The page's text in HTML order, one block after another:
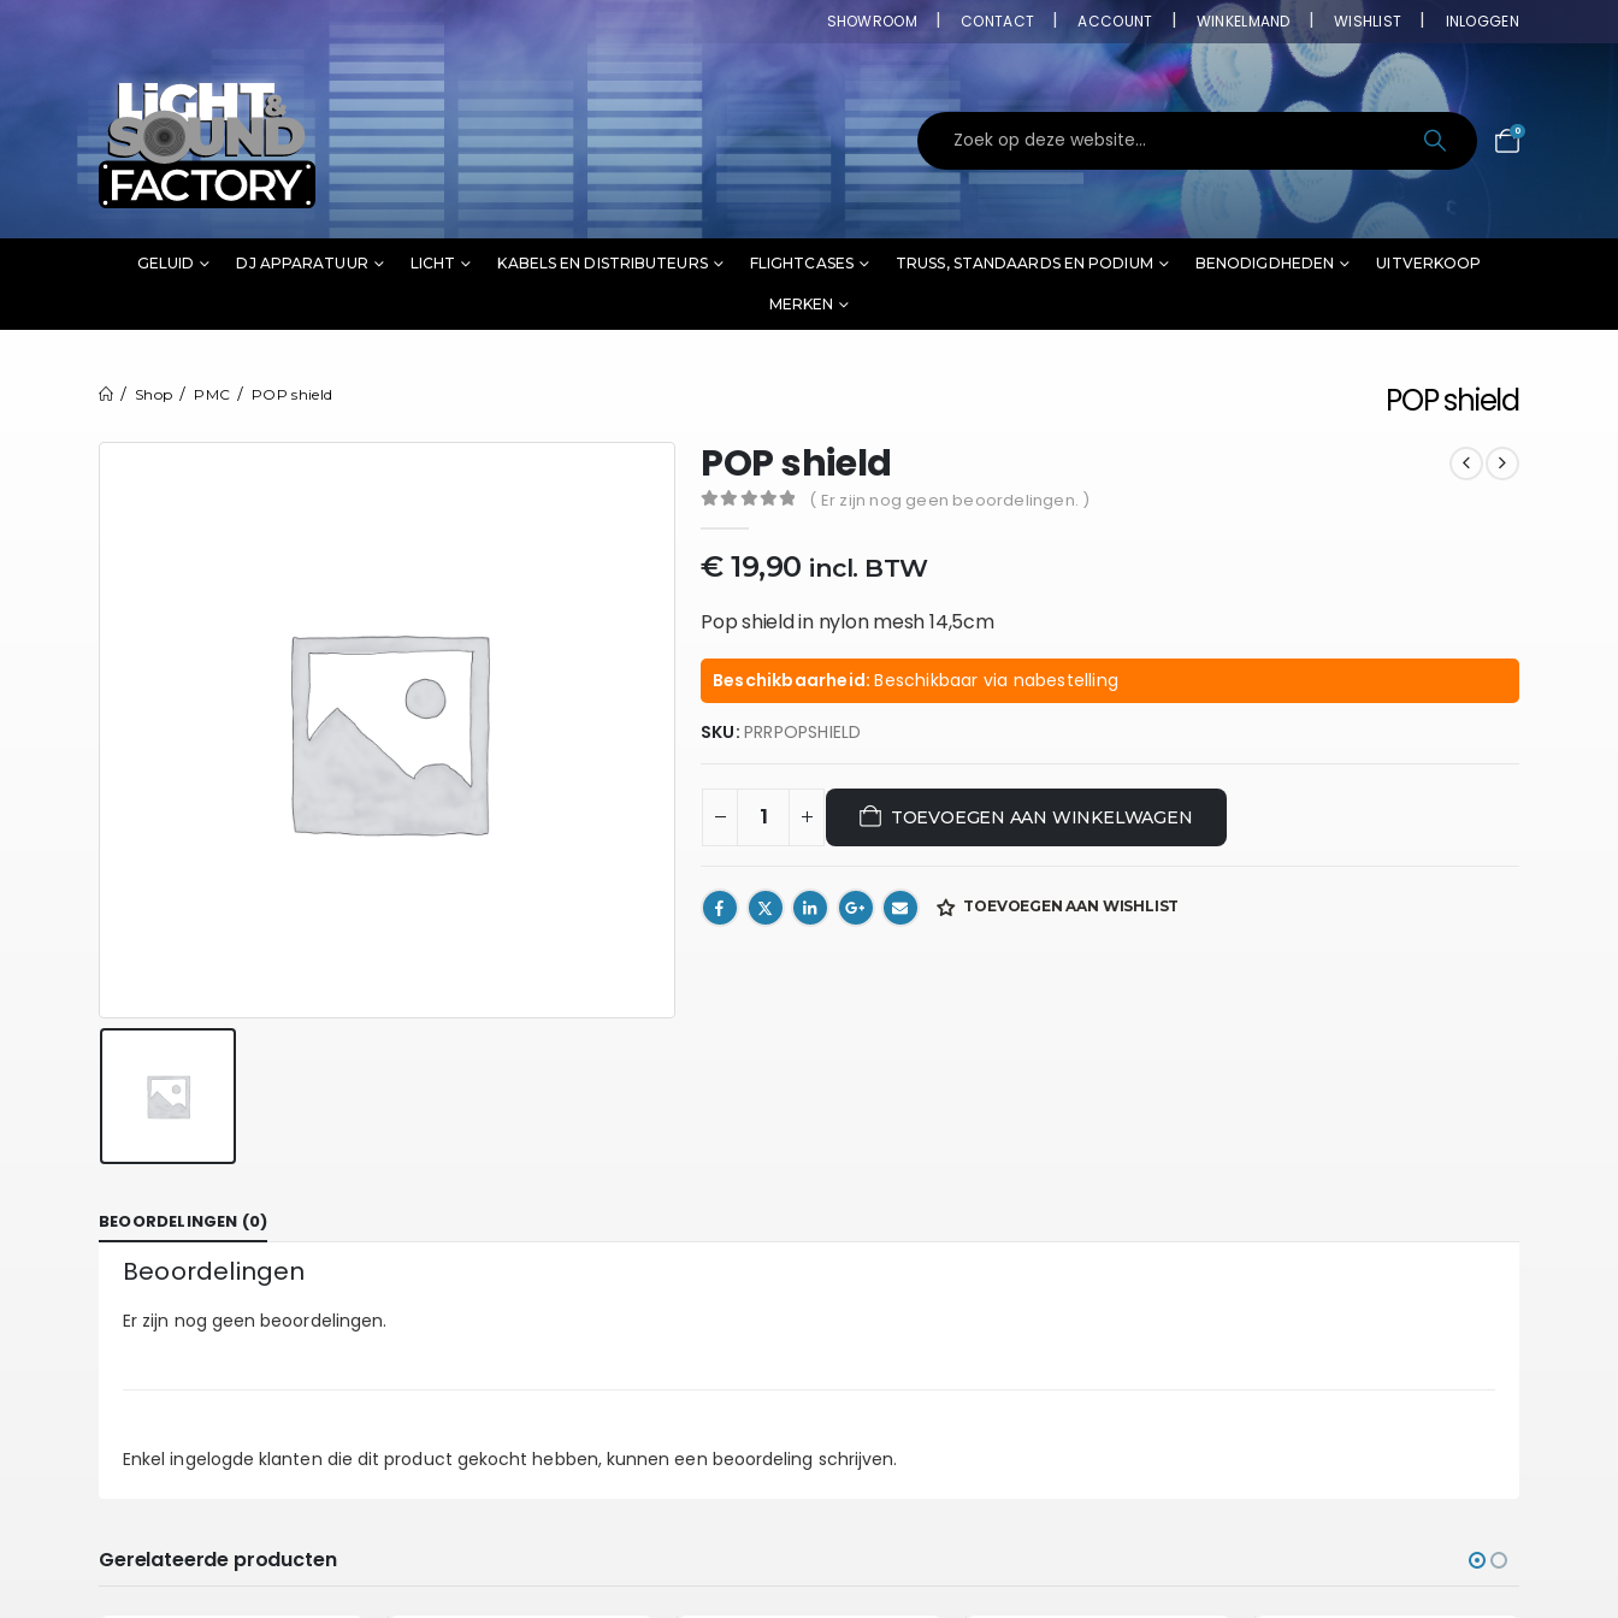
SHOWROOM CONTACT ACCOUNT WINKELMAND WISHLIST INLOGGEN
0
GELUID DJ APPARATUUR LICHT KABELS EN DISTRIBUTEURS FLIGHTCASES TRUSS, STANDAARDS EN PODIUM BENODIGDHEDEN UITVERKOOP
MERKEN
POP shield
Shop PMC POP shield
POP shield
( Er zijn nog geen beoordelingen. )
€19,90 incl. BTW
Pop shield in nylon mesh 14,5cm
Beschikbaarheid:Beschikbaar via nabestelling
SKU: PRRPOPSHIELD
TOEVOEGEN AAN WINKELWAGEN
TOEVOEGEN AAN WISHLIST
BEOORDELINGEN (0)
Beoordelingen
Er zijn nog geen beoordelingen.
Enkel ingelogde klanten die dit product gekocht hebben, kunnen een beoordeling schrijven.
Gerelateerde producten